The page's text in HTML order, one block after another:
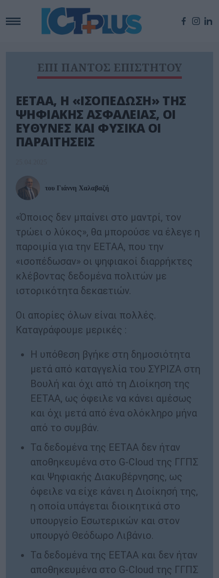
ΕΠΙ ΠΑΝΤΟΣ ΕΠΙΣΤΗΤΟΥ
ΕΕΤΑΑ, Η «ΙΣΟΠΕΔΩΣΗ» ΤΗΣ
ΨΗΦΙΑΚΗΣ ΑΣΦΑΛΕΙΑΣ, ΟΙ
ΕΥΘΥΝΕΣ ΚΑΙ ΦΥΣΙΚΑ ΟΙ
ΠΑΡΑΙΤΗΣΕΙΣ
του Γιάννη Χαλαβαζή
«Όποιος δεν μπαίνει στο μαντρί, τον
τρώει ο λύκος», θα μπορούσε να έλεγε η
παροιμία για την ΕΕΤΑΑ, που την
«ισοπέδωσαν» οι ψηφιακοί διαρρήκτες
κλέβοντας δεδομένα πολιτών με
ιστορικότητα δεκαετιών.
Οι απορίες όλων είναι πολλές.
Καταγράφουμε μερικές :
Η υπόθεση βγήκε στη δημοσιότητα
μετά από καταγγελία του ΣΥΡΙΖΑ στη
Βουλή και όχι από τη Διοίκηση της
ΕΕΤΑΑ, ως όφειλε να κάνει αμέσως
και όχι μετά από ένα ολόκληρο μήνα
από το συμβάν.
Τα δεδομένα της ΕΕΤΑΑ δεν ήταν
αποθηκευμένα στο G-Cloud της ΓΓΠΣ
και Ψηφιακής Διακυβέρνησης, ως
όφειλε να είχε κάνει η Διοίκησή της,
η οποία υπάγεται διοικητικά στο
υπουργείο Εσωτερικών και στον
υπουργό Θεόδωρο Λιβάνιο.
Τα δεδομένα της ΕΕΤΑΑ και δεν ήταν
αποθηκευμένα στο G-Cloud της ΓΓΠΣ